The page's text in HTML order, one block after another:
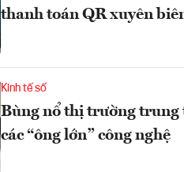
thanh toán QR xuyên
Kinh tế số
Bùng nổ thị trường
các “ông lớn” công nghệ